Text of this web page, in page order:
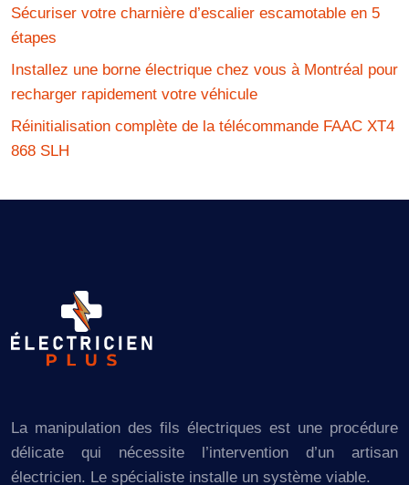
Sécuriser votre charnière d’escalier escamotable en 5
étapes
Installez une borne électrique chez vous à Montréal pour
recharger rapidement votre véhicule
Réinitialisation complète de la télécommande FAAC XT4
868 SLH
La manipulation des fils électriques est une procédure
délicate qui nécessite l’intervention d’un artisan
électricien. Le spécialiste installe un système viable.